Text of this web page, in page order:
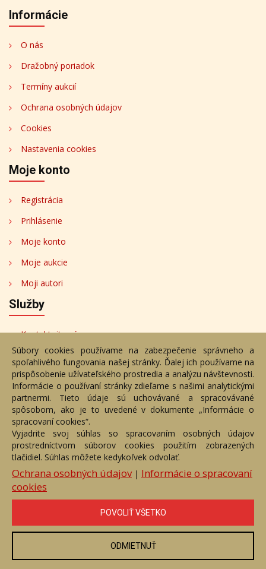
Informácie
O nás
Dražobný poriadok
Termíny aukcií
Ochrana osobných údajov
Cookies
Nastavenia cookies
Moje konto
Registrácia
Prihlásenie
Moje konto
Moje aukcie
Moji autori
Služby
Kontaktujte nás
Objednávka dražby
Bezplatné poradenstvo
Adresa
Nižný Hrušov 333, 094 22, Slovenská republika
+421 905 356 921
+421 905 959 101
dartesro@dartesro.sk
Aukčný katalóg
Objednávka dražby
Termíny aukcií
Online Aukcia
DARTE AUKČNÁ SPOLOČNOSŤ s.r.o. © 2007 - 2026
Akékoľvek používanie obrazových a textových súčastí tejto stránky je
Súbory cookies používame na zabezpečenie správneho a
spoľahlivého fungovania našej stránky. Ďalej ich používame na
prispôsobenie užívateľského prostredia a analýzu návštevnosti.
Informácie o používaní stránky zdieľame s našimi analytickými
partnermi. Tieto údaje sú uchovávané a spracovávané
spôsobom, ako je to uvedené v dokumente „Informácie o
spracovaní cookies“.
Vyjadrite svoj súhlas so spracovaním osobných údajov
prostredníctvom súborov cookies použitím zobrazených
tlačidiel. Súhlas môžete kedykoľvek odvolať.
Ochrana osobných údajov| Informácie o spracovaní
cookies
POVOLIŤ VŠETKO
ODMIETNUŤ